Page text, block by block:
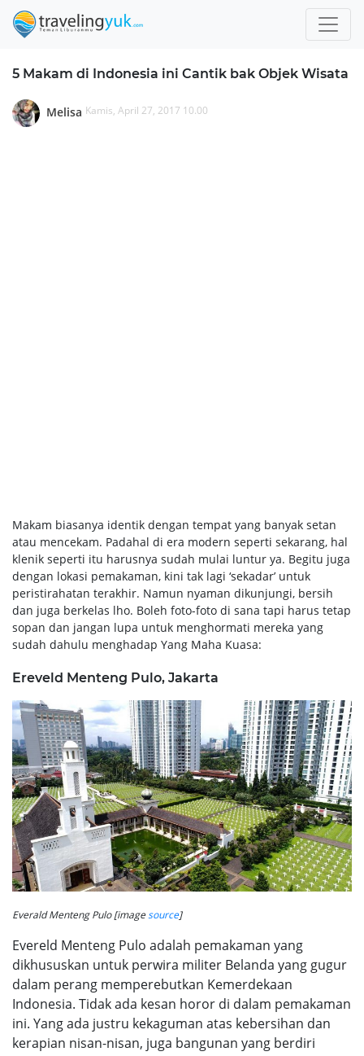
5 Makam di Indonesia ini Cantik bak Objek Wisata
Melisa Kamis, April 27, 2017 10.00
Makam biasanya identik dengan tempat yang banyak setan
atau mencekam. Padahal di era modern seperti sekarang, hal
klenik seperti itu harusnya sudah mulai luntur ya. Begitu juga
dengan lokasi pemakaman, kini tak lagi ‘sekadar’ untuk
peristirahatan terakhir. Namun nyaman dikunjungi, bersih
dan juga berkelas lho. Boleh foto-foto di sana tapi harus tetap
sopan dan jangan lupa untuk menghormati mereka yang
sudah dahulu menghadap Yang Maha Kuasa:
Ereveld Menteng Pulo, Jakarta
Everald Menteng Pulo [imagesource]
Evereld Menteng Pulo adalah pemakaman yang
dikhususkan untuk perwira militer Belanda yang gugur
dalam perang memperebutkan Kemerdekaan
Indonesia. Tidak ada kesan horor di dalam pemakaman
ini. Yang ada justru kekaguman atas kebersihan dan
kerapian nisan-nisan, juga bangunan yang berdiri